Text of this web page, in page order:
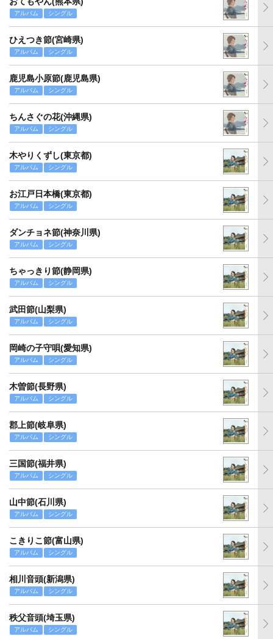
アルバム シングル
ひえつき節(宮崎県)
アルバム シングル
鹿児島小原節(鹿児島県)
アルバム シングル
ちんさぐの花(沖縄県)
アルバム シングル
木やりくずし(東京都)
アルバム シングル
お江戸日本橋(東京都)
アルバム シングル
ダンチョネ節(神奈川県)
アルバム シングル
ちゃっきり節(静岡県)
アルバム シングル
武田節(山梨県)
アルバム シングル
岡崎の子守唄(愛知県)
アルバム シングル
木曽節(長野県)
アルバム シングル
郡上節(岐阜県)
アルバム シングル
三国節(福井県)
アルバム シングル
山中節(石川県)
アルバム シングル
こきりこ節(富山県)
アルバム シングル
相川音頭(新潟県)
アルバム シングル
秩父音頭(埼玉県)
アルバム シングル